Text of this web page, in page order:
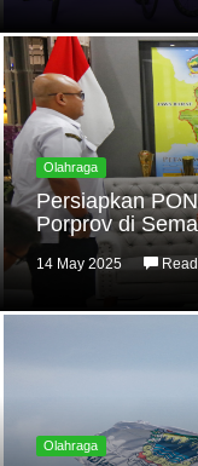
Olahraga
Persiapkan
Porprov di
14 May 2025
Olahraga